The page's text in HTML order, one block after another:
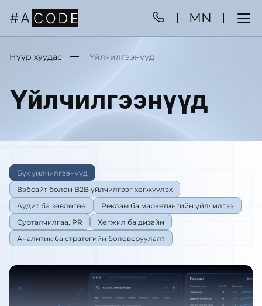
MN
Нүүр хуудас Үйлчилгээнүүд
Үйлчилгээнүүд
Бүх үйлчилгээнүүд
Вэбсайт болон B2B үйлчилгээг хөгжүүлэх
Аудит ба зөвлөгөө
Реклам ба маркетингийн үйлчилгээ
Сурталчилгаа, PR
Хөгжил ба дизайн
Аналитик ба стратегийн боловсруулалт